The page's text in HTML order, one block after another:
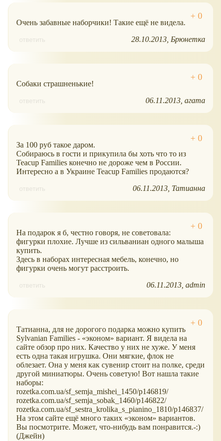
Очень забавные наборчики! Такие ещё не видела.
ответить 28.10.2013 Брюнетка
Собаки страшненькие!
ответить 06.11.2013 агата
За 100 руб такое даром.
Собираюсь в гости и прикупила бы хоть что то из
Teacup Families конечно не дороже чем в России.
Интересно а в Украине Teacup Families продаются?
ответить 06.11.2013 Татианна
На подарок я б, честно говоря, не советовала:
фигурки плохие. Лучше из сильваниан одного малыша
купить.
Здесь в наборах интересная мебель, конечно, но
фигурки очень могут расстроить.
ответить 06.11.2013 admin
Татианна, для не дорогого подарка можно купить
Sylvanian Families -
эконом
вариант. Я видела на
сайте обзор про них. Качество у них не хуже. У меня
есть одна такая игрушка. Они мягкие, флок не
облезает. Она у меня как сувенир стоит на полке, среди
другой миниатюры. Очень советую! Вот нашла такие
наборы:
rozetka.com.ua/sf_semja_mishei_1450/p146819/
rozetka.com.ua/sf_semja_sobak_1460/p146822/
rozetka.com.ua/sf_sestra_krolika_s_pianino_1810/p146837/
На этом сайте ещё много таких
эконом
вариантов.
Вы посмотрите. Может, что-нибудь вам понравится.-:)
(Джейн)